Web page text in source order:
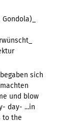
sich
und blow
day- ...in
to the